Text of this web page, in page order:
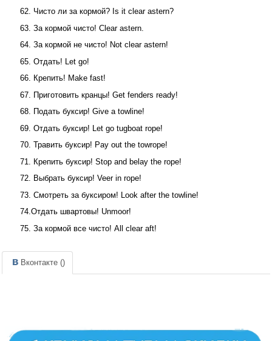
62. Чисто ли за кормой? Is it clear astern?
63. За кормой чисто! Clear astern.
64. За кормой не чисто! Not clear astern!
65. Отдать! Let go!
66. Крепить! Make fast!
67. Приготовить кранцы! Get fenders ready!
68. Подать буксир! Give a towline!
69. Отдать буксир! Let go tugboat rope!
70. Травить буксир! Pау out the towrope!
71. Крепить буксир! Stop and belay the rope!
72. Выбрать буксир! Veer in rope!
73. Смотреть за буксиром! Look after the towline!
74.Отдать швартовы! Unmoor!
75. За кормой все чисто! All clear aft!
Вконтакте ()